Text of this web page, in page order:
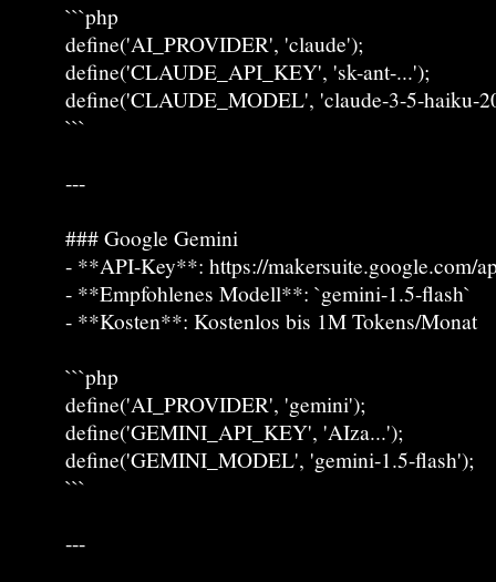
```php
define('AI_PROVIDER', 'claude');
define('CLAUDE_API_KEY', 'sk-ant-...');
define('CLAUDE_MODEL', 'claude-3-5-haiku-
```
---
### Google Gemini
- **API-Key**: https://makersuite.google.com/
- **Empfohlenes Modell**: `gemini-1.5-flash`
- **Kosten**: Kostenlos bis 1M Tokens/Monat
```php
define('AI_PROVIDER', 'gemini');
define('GEMINI_API_KEY', 'AIza...');
define('GEMINI_MODEL', 'gemini-1.5-flash');
```
---